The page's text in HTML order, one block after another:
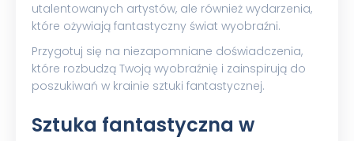
utalentowanych artystów, ale również wydarzenia,
które ożywiają fantastyczny świat wyobraźni.
Przygotuj się na niezapomniane doświadczenia,
które rozbudzą Twoją wyobraźnię i zainspirują do
poszukiwań w krainie sztuki fantastycznej.
Sztuka fantastyczna w